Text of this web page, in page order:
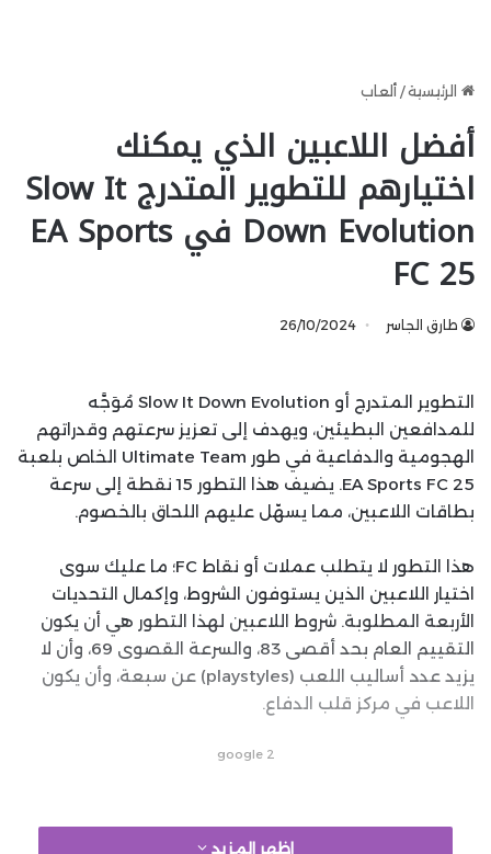
الرئيسية/ ألعاب
أفضل اللاعبين الذي يمكنك
اختيارهم للتطوير المتدرج Slow It
Down Evolution في EA Sports
FC 25
طارق الجاسر 26/10/2024
التطوير المتدرج أو Slow It Down Evolution مُوَجَّه
للمدافعين البطيئين، ويهدف إلى تعزيز سرعتهم وقدراتهم
الهجومية والدفاعية في طور Ultimate Team الخاص بلعبة
EA Sports FC 25. يضيف هذا التطور 15 نقطة إلى سرعة
بطاقات اللاعبين، مما يسهّل عليهم اللحاق بالخصوم.
هذا التطور لا يتطلب عملات أو نقاط FC؛ ما عليك سوى
اختيار اللاعبين الذين يستوفون الشروط، وإكمال التحديات
الأربعة المطلوبة. شروط اللاعبين لهذا التطور هي أن يكون
التقييم العام بحد أقصى 83، والسرعة القصوى 69، وأن لا
يزيد عدد أساليب اللعب (playstyles) عن سبعة، وأن يكون
اللاعب في مركز قلب الدفاع.
google 2
اظهر المزيد